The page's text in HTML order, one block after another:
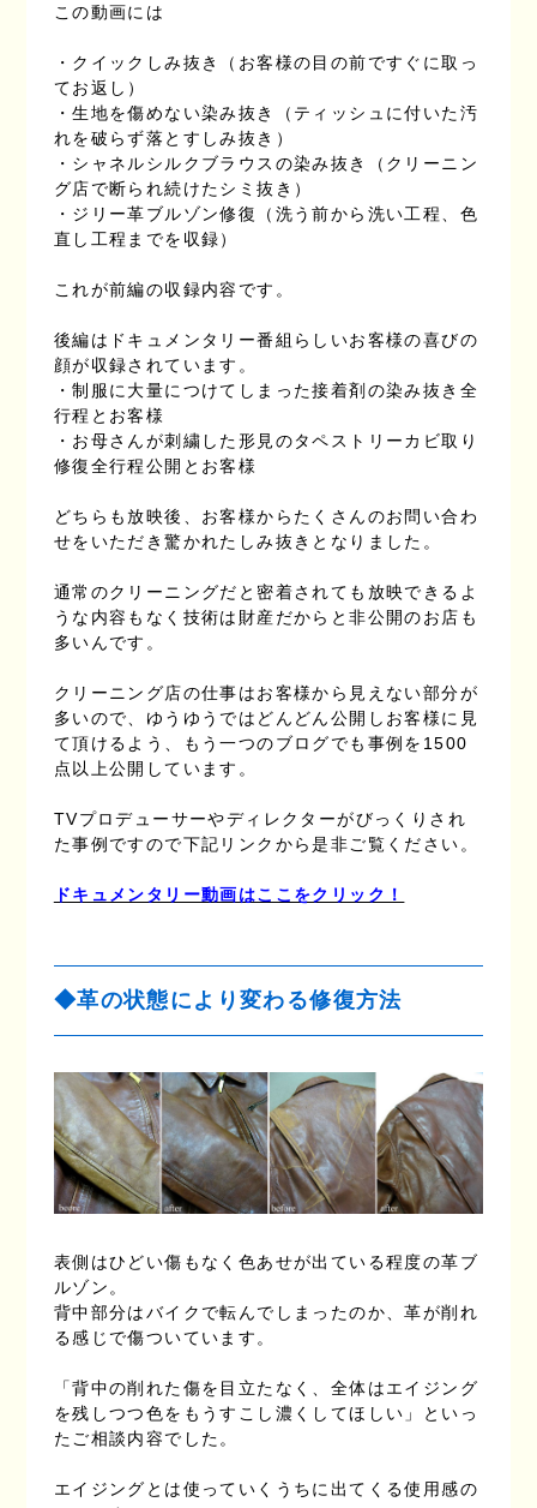
この動画には
・クイックしみ抜き（お客様の目の前ですぐに取っ
てお返し）
・生地を傷めない染み抜き（ティッシュに付いた汚
れを破らず落とすしみ抜き）
・シャネルシルクブラウスの染み抜き（クリーニン
グ店で断られ続けたシミ抜き）
・ジリー革ブルゾン修復（洗う前から洗い工程、色
直し工程までを収録）
これが前編の収録内容です。
後編はドキュメンタリー番組らしいお客様の喜びの
顔が収録されています。
・制服に大量につけてしまった接着剤の染み抜き全
行程とお客様
・お母さんが刺繍した形見のタペストリーカビ取り
修復全行程公開とお客様
どちらも放映後、お客様からたくさんのお問い合わ
せをいただき驚かれたしみ抜きとなりました。
通常のクリーニングだと密着されても放映できるよ
うな内容もなく技術は財産だからと非公開のお店も
多いんです。
クリーニング店の仕事はお客様から見えない部分が
多いので、ゆうゆうではどんどん公開しお客様に見
て頂けるよう、もう一つのブログでも事例を1500
点以上公開しています。
TVプロデューサーやディレクターがびっくりされ
た事例ですので下記リンクから是非ご覧ください。
ドキュメンタリー動画はここをクリック！
◆革の状態により変わる修復方法
表側はひどい傷もなく色あせが出ている程度の革ブ
ルゾン。
背中部分はバイクで転んでしまったのか、革が削れ
る感じで傷ついています。
「背中の削れた傷を目立たなく、全体はエイジング
を残しつつ色をもうすこし濃くしてほしい」といっ
たご相談内容でした。
エイジングとは使っていくうちに出てくる使用感の